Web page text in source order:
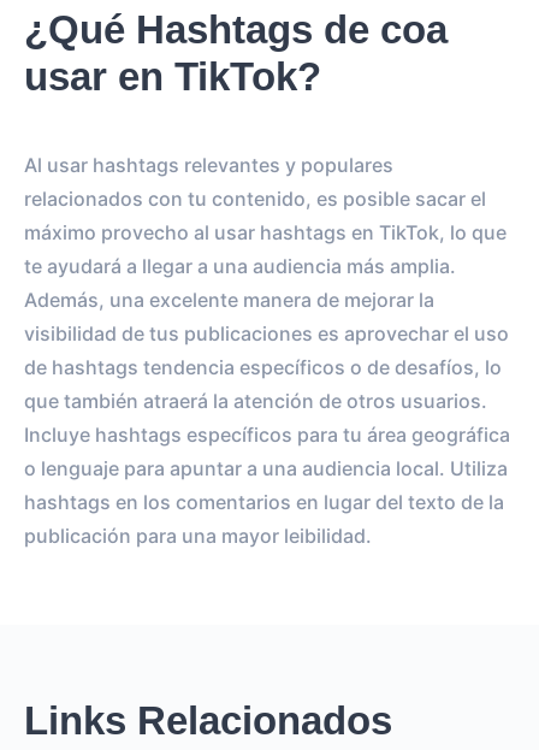
¿Qué Hashtags de coa
usar en TikTok?
Al usar hashtags relevantes y populares
relacionados con tu contenido, es posible sacar el
máximo provecho al usar hashtags en TikTok, lo que
te ayudará a llegar a una audiencia más amplia.
Además, una excelente manera de mejorar la
visibilidad de tus publicaciones es aprovechar el uso
de hashtags tendencia específicos o de desafíos, lo
que también atraerá la atención de otros usuarios.
Incluye hashtags específicos para tu área geográfica
o lenguaje para apuntar a una audiencia local. Utiliza
hashtags en los comentarios en lugar del texto de la
publicación para una mayor leibilidad.
Links Relacionados